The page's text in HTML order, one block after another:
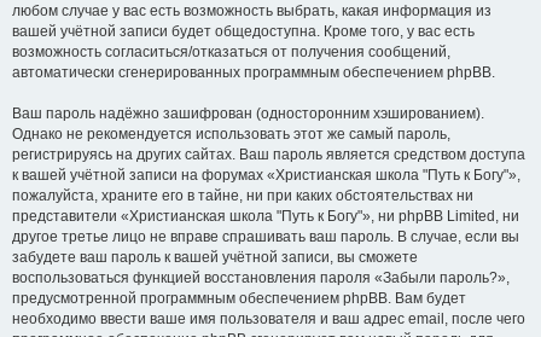
любом случае у вас есть возможность выбрать, какая информация из
вашей учётной записи будет общедоступна. Кроме того, у вас есть
возможность согласиться/отказаться от получения сообщений,
автоматически сгенерированных программным обеспечением phpBB.
Ваш пароль надёжно зашифрован (односторонним хэшированием).
Однако не рекомендуется использовать этот же самый пароль,
регистрируясь на других сайтах. Ваш пароль является средством доступа
к вашей учётной записи на форумах «Христианская школа "Путь к Богу"»,
пожалуйста, храните его в тайне, ни при каких обстоятельствах ни
представители «Христианская школа "Путь к Богу"», ни phpBB Limited, ни
другое третье лицо не вправе спрашивать ваш пароль. В случае, если вы
забудете ваш пароль к вашей учётной записи, вы сможете
воспользоваться функцией восстановления пароля «Забыли пароль?»,
предусмотренной программным обеспечением phpBB. Вам будет
необходимо ввести ваше имя пользователя и ваш адрес email, после чего